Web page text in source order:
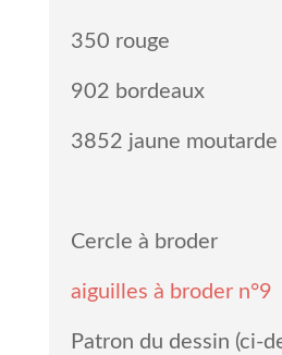
350 rouge
902 bordeaux
3852 jaune moutarde
Cercle à broder
aiguilles à broder n°9
Patron du dessin (ci-